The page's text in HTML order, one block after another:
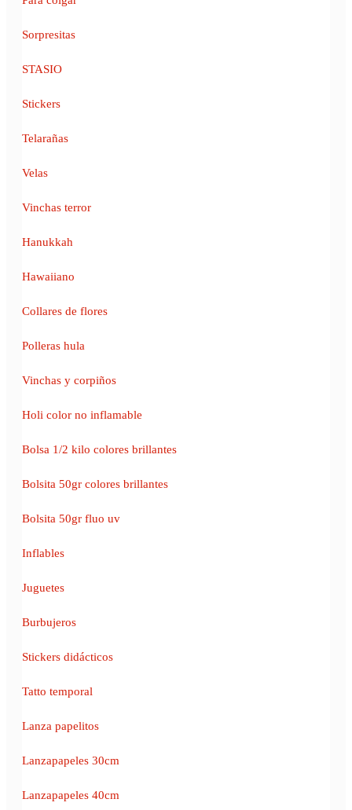
Sorpresitas
STASIO
Stickers
Telarañas
Velas
Vinchas terror
Hanukkah
Hawaiiano
Collares de flores
Polleras hula
Vinchas y corpiños
Holi color no inflamable
Bolsa 1/2 kilo colores brillantes
Bolsita 50gr colores brillantes
Bolsita 50gr fluo uv
Inflables
Juguetes
Burbujeros
Stickers didácticos
Tatto temporal
Lanza papelitos
Lanzapapeles 30cm
Lanzapapeles 40cm